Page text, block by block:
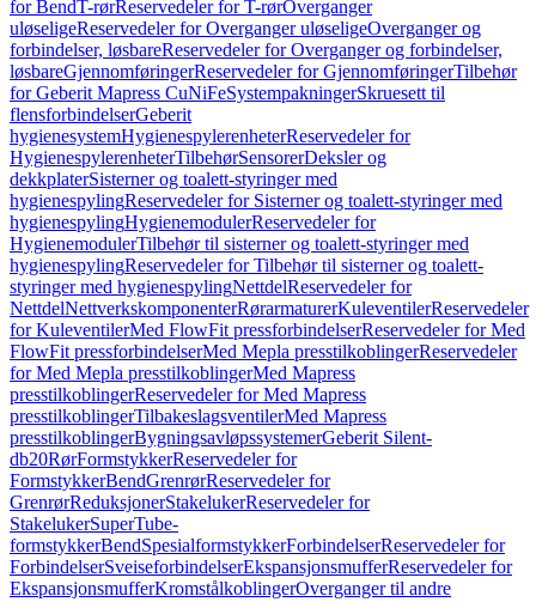
for BendT-rørReservedeler for T-rørOverganger
uløseligeReservedeler for Overganger uløseligeOverganger og
forbindelser, løsbareReservedeler for Overganger og forbindelser,
løsbareGjennomføringerReservedeler for GjennomføringerTilbehør
for Geberit Mapress CuNiFeSystempakningerSkruesett til
flensforbindelserGeberit
hygienesystemHygienespylerenheterReservedeler for
HygienespylerenheterTilbehørSensorerDeksler og
dekkplaterSisterner og toalett-styringer med
hygienespylingReservedeler for Sisterner og toalett-styringer med
hygienespylingHygienemodulerReservedeler for
HygienemodulerTilbehør til sisterner og toalett-styringer med
hygienespylingReservedeler for Tilbehør til sisterner og toalett-
styringer med hygienespylingNettdelReservedeler for
NettdelNettverkskomponenterRørarmaturerKuleventilerReservedeler
for KuleventilerMed FlowFit pressforbindelserReservedeler for Med
FlowFit pressforbindelserMed Mepla presstilkoblingerReservedeler
for Med Mepla presstilkoblingerMed Mapress
presstilkoblingerReservedeler for Med Mapress
presstilkoblingerTilbakeslagsventilerMed Mapress
presstilkoblingerBygningsavløpssystemerGeberit Silent-
db20RørFormstykkerReservedeler for
FormstykkerBendGrenrørReservedeler for
GrenrørReduksjonerStakelukerReservedeler for
StakelukerSuperTube-
formstykkerBendSpesialformstykkerForbindelserReservedeler for
ForbindelserSveiseforbindelserEkspansjonsmufferReservedeler for
EkspansjonsmufferKromstålkoblingerOverganger til andre